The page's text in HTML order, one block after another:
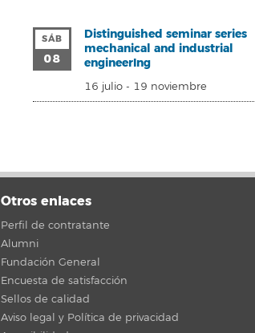
SÁB
08
Distinguished seminar series
mechanical and industrial
engineerIng
16 julio - 19 noviembre
Otros enlaces
Perfil de contratante
Alumni
Fundación General
Encuesta de satisfacción
Sellos de calidad
Aviso legal y Política de privacidad